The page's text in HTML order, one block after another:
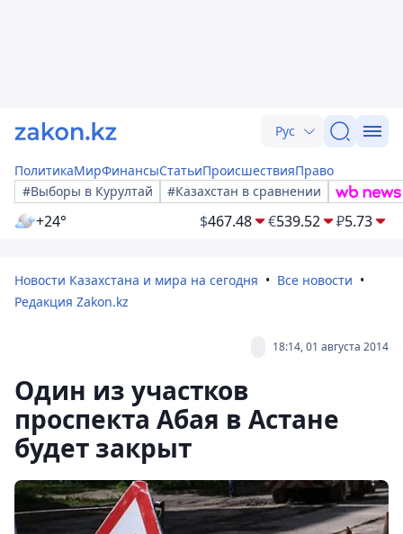
Рус
ПолитикаМирФинансыСтатьиПроисшествияПраво
#Выборы в Курултай
#Казахстан в сравнении
+24° $467.48 €539.52 ₽5.73
Новости Казахстана и мира на сегодня
Все новости
Редакция Zakon.kz
18:14, 01 августа 2014
Один из участков
проспекта Абая в Астане
будет закрыт